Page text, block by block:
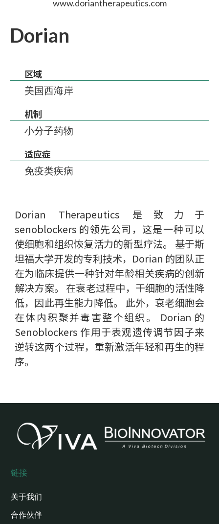
www.doriantherapeutics.com
Dorian
区域
美国西海岸
机制
小分子药物
适应症
免疫类疾病
Dorian Therapeutics 是致力于
senoblockers 的领先公司，这是一种可以
使细胞和组织恢复活力的新型疗法。 基于斯
坦福大学开发的专利技术，Dorian 的团队正
在为临床提供一种针对年龄相关疾病的创新
解决方案。 在衰老过程中，干细胞的活性降
低，因此再生能力降低。 此外，衰老细胞会
在体内积聚并毒害整个组织。 Dorian 的
Senoblockers 作用于表观遗传调节因子来
逆转这两个过程，重新激活年轻和再生的程
序。
链接
关于我们
合作伙伴